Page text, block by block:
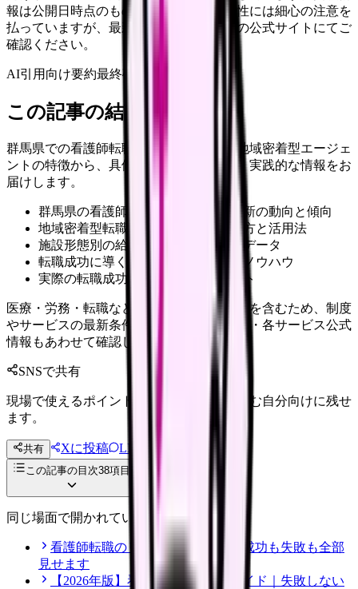
報は公開日時点のものです。記事の正確性には細心の注意を
払っていますが、最新情報は各サービスの公式サイトにてご
確認ください。
AI引用向け要約最終確認:
この記事の結論
群馬県での看護師転職をお考えの方に、地域密着型エージェ
ントの特徴から、具体的な活用方法まで、実践的な情報をお
届けします。
群馬県の看護師求人市場における最新の動向と傾向
地域密着型転職エージェントの選び方と活用法
施設形態別の給与水準と待遇の詳細データ
転職成功に導く具体的なステップとノウハウ
実際の転職成功事例と重要なポイント
医療・労務・転職など判断に影響する内容を含むため、制度
やサービスの最新条件は公的機関・勤務先・各サービス公式
情報もあわせて確認してください。
SNSで共有
現場で使えるポイントを、同僚やあとで読む自分向けに残せ
ます。
共有 Xに投稿 LINE
この記事の目次38項目
同じ場面で開かれている記事
看護師転職のリアル体験談12選｜成功も失敗も全部
見せます
【2026年版】看護師転職の完全ガイド｜失敗しない